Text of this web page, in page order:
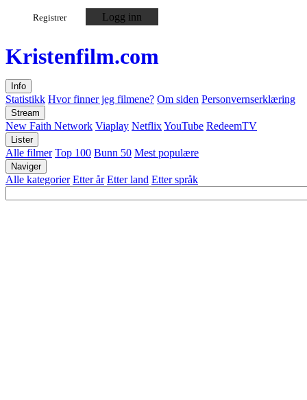
Registrer Logg inn
Kristenfilm.com
Info
Statistikk Hvor finner jeg filmene? Om siden Personvernserklæring
Stream
New Faith Network Viaplay NetflixYouTube RedeemTV
Lister
Alle filmer Top 100 Bunn 50 Mest populære
Naviger
Alle kategorier Etter år Etter land Etter språk